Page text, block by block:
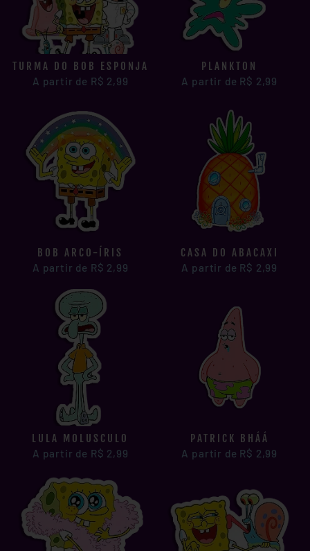
TURMA DO BOB ESPONJA
A partir de R$ 2,99
PLANKTON
A partir de R$ 2,99
BOB ARCO-ÍRIS
A partir de R$ 2,99
CASA DO ABACAXI
A partir de R$ 2,99
LULA MOLUSCULO
A partir de R$ 2,99
PATRICK BHÁÁ
A partir de R$ 2,99